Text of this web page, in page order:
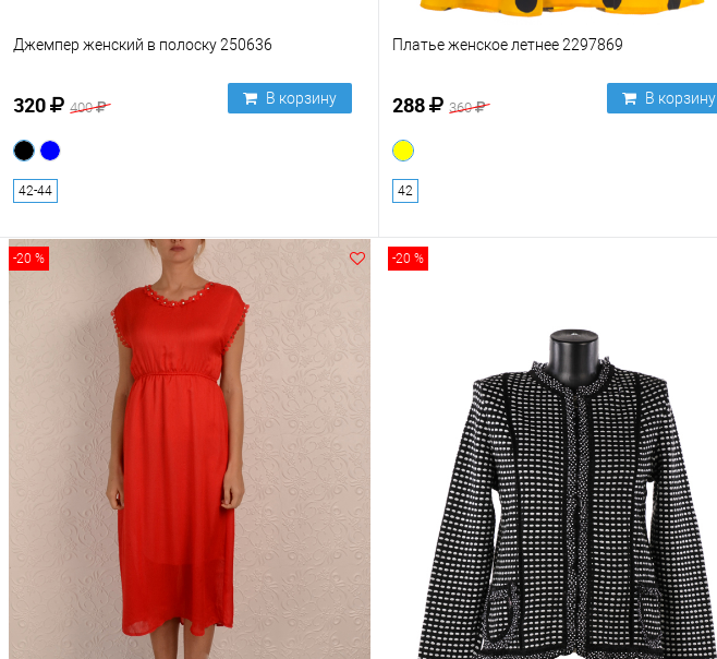
Джемпер женский в полоску 250636
320 400
В корзину
42-44
Платье женское летнее 2297869
288 360
В корзину
42
-20 % -20 %